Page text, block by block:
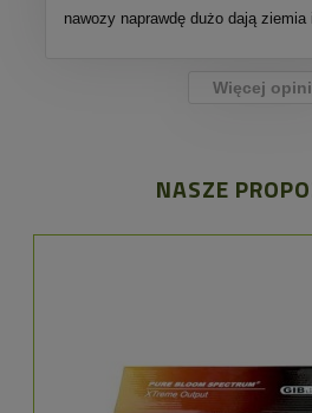
nawozy naprawdę dużo dają ziemia
Więcej
NASZE